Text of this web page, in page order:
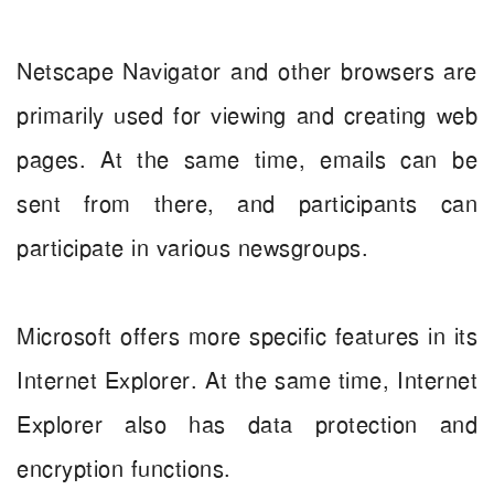
Netscape Navigator and other browsers are
primarily used for viewing and creating web
pages. At the same time, emails can be
sent from there, and participants can
participate in various newsgroups.
Microsoft offers more specific features in its
Internet Explorer. At the same time, Internet
Explorer also has data protection and
encryption functions.